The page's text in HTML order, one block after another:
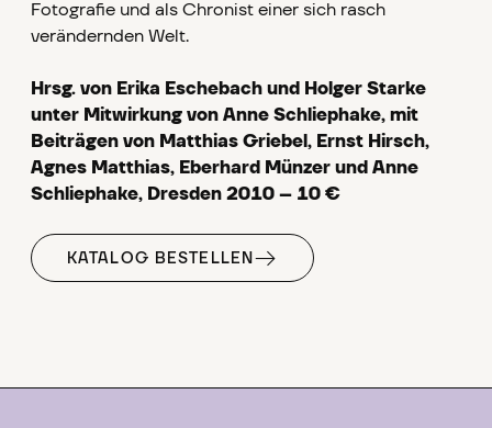
Fotografie und als Chronist einer sich rasch
verändernden Welt.
Hrsg. von Erika Eschebach und Holger Starke
unter Mitwirkung von Anne Schliephake, mit
Beiträgen von Matthias Griebel, Ernst Hirsch,
Agnes Matthias, Eberhard Münzer und Anne
Schliephake, Dresden 2010 – 10 €
KATALOG BESTELLEN